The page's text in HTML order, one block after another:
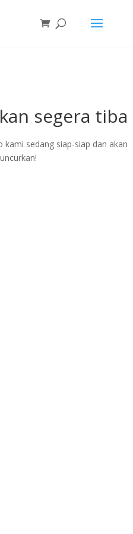
segera tiba
sedang siap-siap dan akan